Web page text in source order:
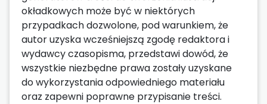
okładkowych może być w niektórych
przypadkach dozwolone, pod warunkiem, że
autor uzyska wcześniejszą zgodę redaktora i
wydawcy czasopisma, przedstawi dowód, że
wszystkie niezbędne prawa zostały uzyskane
do wykorzystania odpowiedniego materiału
oraz zapewni poprawne przypisanie treści.